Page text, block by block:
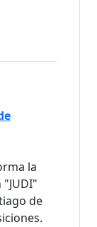
la
de